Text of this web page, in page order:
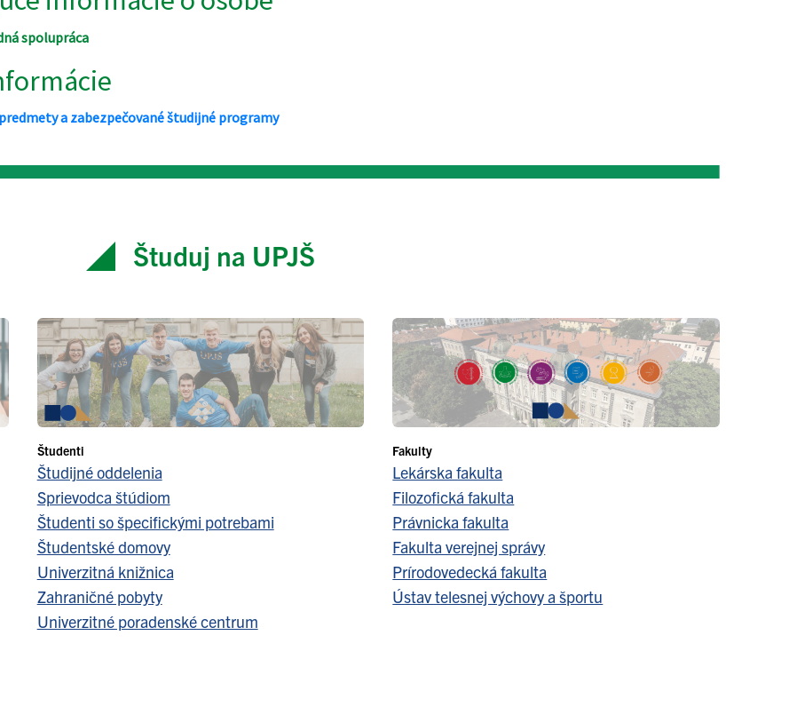
Študuj na UPJŠ
Študenti
Študijné oddelenia
Sprievodca štúdiom
Študenti so špecifickými potrebami
Študentské domovy
Univerzitná knižnica
Zahraničné pobyty
Univerzitné poradenské centrum
Fakulty
Lekárska fakulta
Filozofická fakulta
Právnicka fakulta
Fakulta verejnej správy
Prírodovedecká fakulta
Ústav telesnej výchovy a športu